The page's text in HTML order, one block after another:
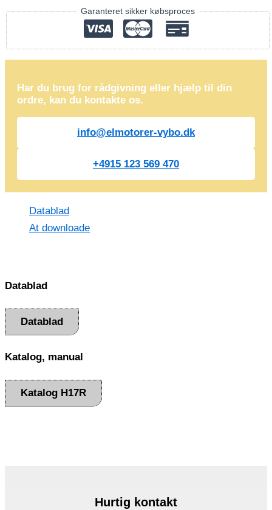
Garanteret sikker købsproces
Har du brug for rådgivning eller hjælp til din
ordre, kan du kontakte os.
info@elmotorer-vybo.dk
+4915 123 569 470
Datablad
At downloade
Datablad
Datablad
Katalog, manual
Katalog H17R
Hurtig kontakt